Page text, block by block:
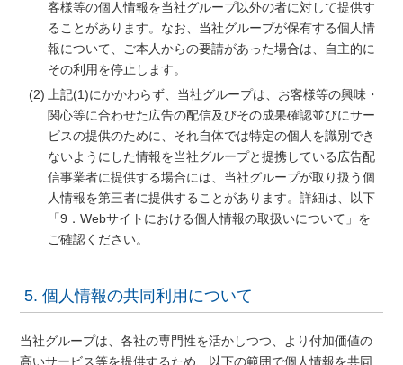
客様等の個人情報を当社グループ以外の者に対して提供す
ることがあります。なお、当社グループが保有する個人情
報について、ご本人からの要請があった場合は、自主的に
その利用を停止します。
上記(1)にかかわらず、当社グループは、お客様等の興味・
関心等に合わせた広告の配信及びその成果確認並びにサー
ビスの提供のために、それ自体では特定の個人を識別でき
ないようにした情報を当社グループと提携している広告配
信事業者に提供する場合には、当社グループが取り扱う個
人情報を第三者に提供することがあります。詳細は、以下
「9．Webサイトにおける個人情報の取扱いについて」を
ご確認ください。
5. 個人情報の共同利用について
当社グループは、各社の専門性を活かしつつ、より付加価値の
高いサービス等を提供するため、以下の範囲で個人情報を共同